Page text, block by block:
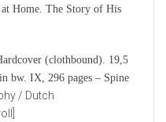
Home. The Story of His
(clothbound). 19,5
bw. IX, 296 pages – Spine
/ Dutch